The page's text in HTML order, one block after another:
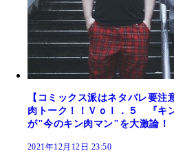
【コミックス派はネタバレ要
肉トーク！！Ｖｏｌ．５ 『キ
が"今のキン肉マン"を大激論！
2021年12月12日 23:50